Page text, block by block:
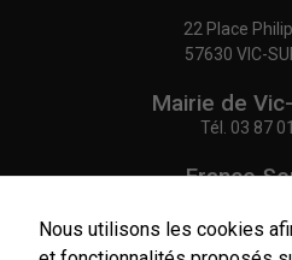
22 Place
57630 VIC-
Mairie de
Tél. 03 87
France
Tél.03 87
Nous utilisons les cookies